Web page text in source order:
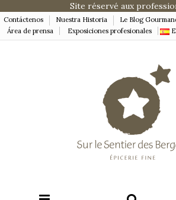
Site réservé aux
Contáctenos Nuestra Historia
Le Blog
Área de prensa
Exposiciones profesionales